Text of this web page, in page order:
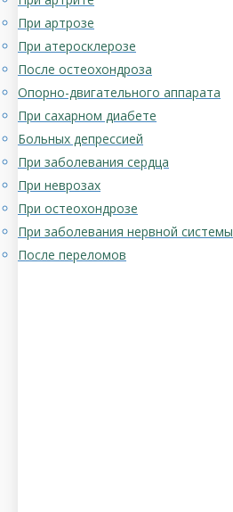
При артрозе
При атеросклерозе
После остеохондроза
Опорно-двигательного аппарата
При сахарном диабете
Больных депрессией
При заболевания сердца
При неврозах
При остеохондрозе
При заболевания нервной системы
После переломов